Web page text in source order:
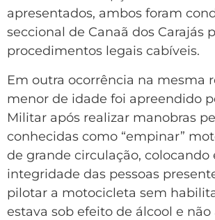
apresentados, ambos foram
seccional de Canaã dos Carajás
procedimentos legais cabíveis.
Em outra ocorrência na mesma
menor de idade foi apreendido
Militar após realizar manobras
conhecidas como “empinar”
de grande circulação, colocando
integridade das pessoas
pilotar a motocicleta sem
estava sob efeito de álcool e não